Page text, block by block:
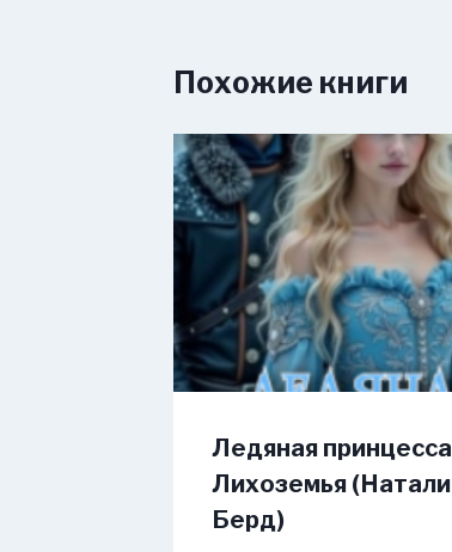
Похожие книги
Ледяная принцесса
Лихоземья (Натали
Берд)